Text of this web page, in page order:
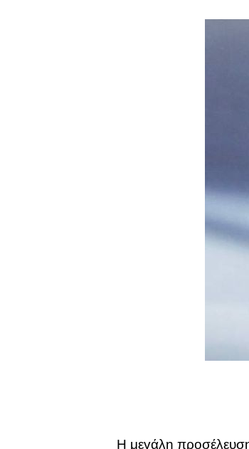
Η μεγάλη